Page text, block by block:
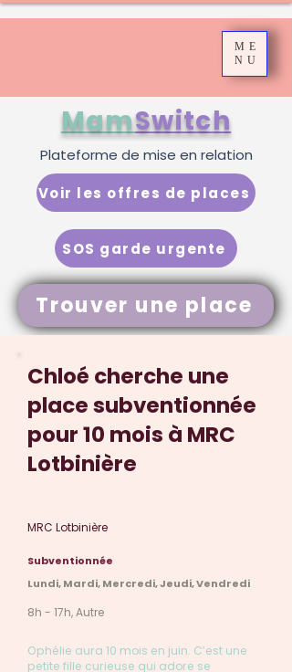
ME
NU
Trouver une place
MamSwitch
SOS garde urgente
Voir les offres de places
Plateforme de mise en relation
Chloé cherche une
place subventionnée
pour 10 mois à MRC
Lotbinière
MRC Lotbinière
Subventionnée
Lundi, Mardi, Mercredi, Jeudi, Vendredi
8h - 17h, Autre
Ophélie aura 10 mois en juin. C’est une
petite fille curieuse qui adore se